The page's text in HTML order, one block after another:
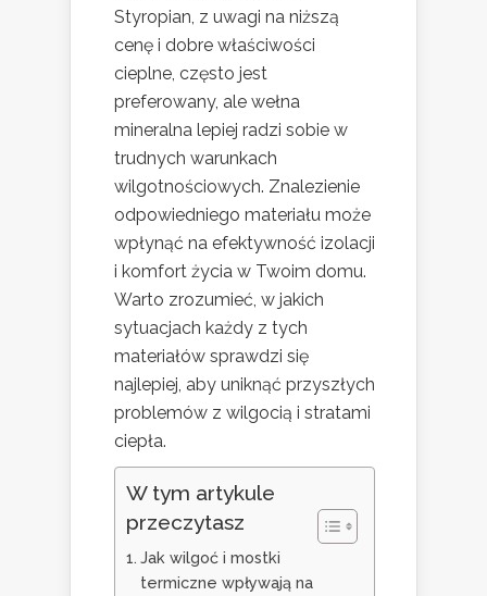
Styropian, z uwagi na niższą
cenę i dobre właściwości
cieplne, często jest
preferowany, ale wełna
mineralna lepiej radzi sobie w
trudnych warunkach
wilgotnościowych. Znalezienie
odpowiedniego materiału może
wpłynąć na efektywność izolacji
i komfort życia w Twoim domu.
Warto zrozumieć, w jakich
sytuacjach każdy z tych
materiałów sprawdzi się
najlepiej, aby uniknąć przyszłych
problemów z wilgocią i stratami
ciepła.
W tym artykule
przeczytasz
Jak wilgoć i mostki
termiczne wpływają na